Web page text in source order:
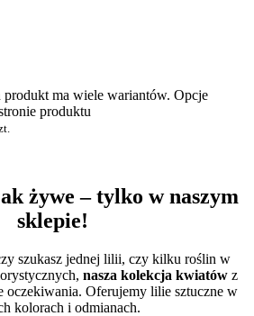
produkt ma wiele wariantów. Opcje
produktu
żywe – tylko w naszym
sklepie!
szukasz jednej lilii, czy kilku roślin w
nasza kolekcja kwiatów z
oczekiwania. Oferujemy lilie sztuczne w
kolorach i odmianach.